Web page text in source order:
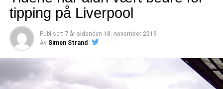
(mer…)
tipping på Liverpool
Publisert 7 år sidenden 18. november 2019
Av Simen Strand